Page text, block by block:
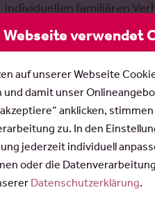
individuellen familiären
Erbquoten, Pflichtteile,
Formular -
Kontaktformular
Frau Herr
Webseite verwendet
auf unserer Webseite
und damit unser
akzeptiere“ anklicken,
zu. In den
jederzeit individuell
oder die
Datenschutzerklärung.